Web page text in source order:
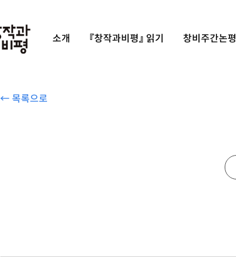
소개 『창작과비평』 읽기 창비주간논평
← 목록으로